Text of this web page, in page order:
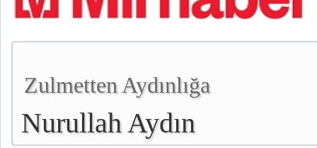
Zulmetten Aydınlığa
Nurullah Aydın